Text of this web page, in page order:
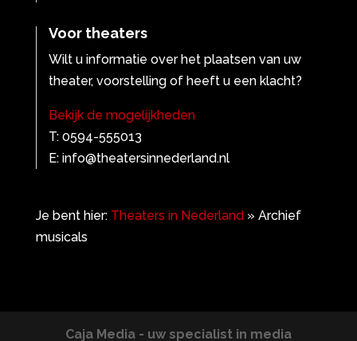
Voor theaters
Wilt u informatie over het plaatsen van uw
theater, voorstelling of heeft u een klacht?
Bekijk de mogelijkheden
T: 0594-555013
E: info@theatersinnederland.nl
Je bent hier: Theaters in Nederland» Archief
musicals
Caja Media - uw specialist in media